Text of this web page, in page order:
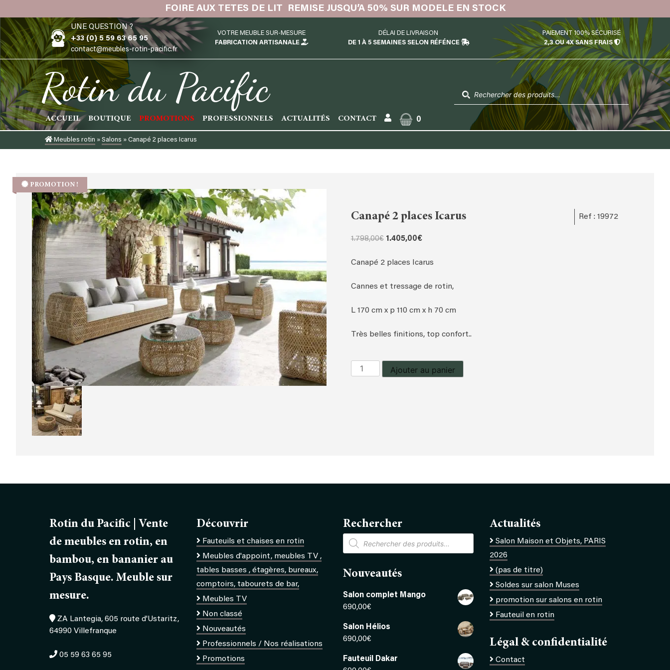
to
content
FOIRE AUX TETES DE LIT REMISE JUSQU’A 50% SUR MODELE EN STOCK
UNE QUESTION ?
+33 (0) 5 59 63 65 95
contact@meubles-rotin-pacific.fr
VOTRE MEUBLE SUR-MESURE
FABRICATION ARTISANALE
DÉLAI DE LIVRAISON
DE 1 À 5 SEMAINES SELON RÉFÉNCE
PAIEMENT 100% SÉCURISÉ
2,3 OU 4X SANS FRAIS
Rotin du Pacific
ACCUEIL BOUTIQUE PROMOTIONS PROFESSIONNELS ACTUALITÉS CONTACT 0
de
produits
Meubles rotin »Salons »Canapé 2 places Icarus
PROMOTION !
Canapé 2 places Icarus Ref : 19972
1.798,00€ Le
initial
1.798,00€.
1.405,00€Le
actuel
1.405,00€.
Canapé 2 places Icarus
Cannes et tressage de rotin,
L 170 cm x p 110 cm x h 70 cm
Très belles finitions, top confort..
quantité
de
Ajouter au panier
Rotin du Pacific | Vente
de meubles en rotin, en
bambou, en bananier au
Pays Basque. Meuble sur
mesure.
ZA Lantegia, 605 route d'Ustaritz,
64990 Villefranque
05 59 63 65 95
Découvrir
Fauteuils et chaises en rotin
Meubles d'appoint, meubles TV ,
tables basses , étagères, bureaux,
comptoirs, tabourets de bar,
Meubles TV
Non classé
Nouveautés
Professionnels / Nos réalisations
Promotions
Rechercher
Recherche
de
produits
Nouveautés
Salon complet Mango
690,00€
Salon Hélios
690,00€
Fauteuil Dakar
Actualités
Salon Maison et Objets, PARIS
2026
(pas de titre)
Soldes sur salon Muses
promotion sur salons en rotin
Fauteuil en rotin
Légal & confidentialité
Contact